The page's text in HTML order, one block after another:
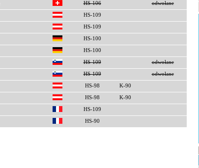
HS-106 odwołane
HS-109
HS-109
HS-100
HS-100
HS-109 odwołane
HS-109 odwołane
HS-98 K-90
HS-98 K-90
HS-109
HS-90